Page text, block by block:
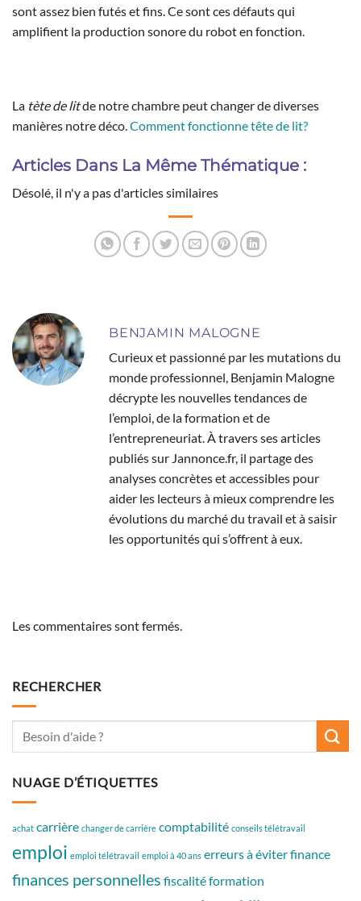
sont assez bien futés et fins. Ce sont ces défauts qui
amplifient la production sonore du robot en fonction.
La tète de litde notre chambre peut changer de diverses
manières notre déco.Comment fonctionne tête de lit?
Articles Dans La Même Thématique :
Désolé, il n'y a pas d'articles similaires
BENJAMIN MALOGNE
Curieux et passionné par les mutations du
monde professionnel, Benjamin Malogne
décrypte les nouvelles tendances de
l’emploi, de la formation et de
l’entrepreneuriat. À travers ses articles
publiés sur Jannonce.fr, il partage des
analyses concrètes et accessibles pour
aider les lecteurs à mieux comprendre les
évolutions du marché du travail et à saisir
les opportunités qui s’offrent à eux.
Les commentaires sont fermés.
RECHERCHER
NUAGE D’ÉTIQUETTES
achat carrière changer de carrière comptabilité conseils télétravail
emploi emploi télétravail emploi à 40 ans erreurs à éviterfinance
finances personnelles fiscalitéformation